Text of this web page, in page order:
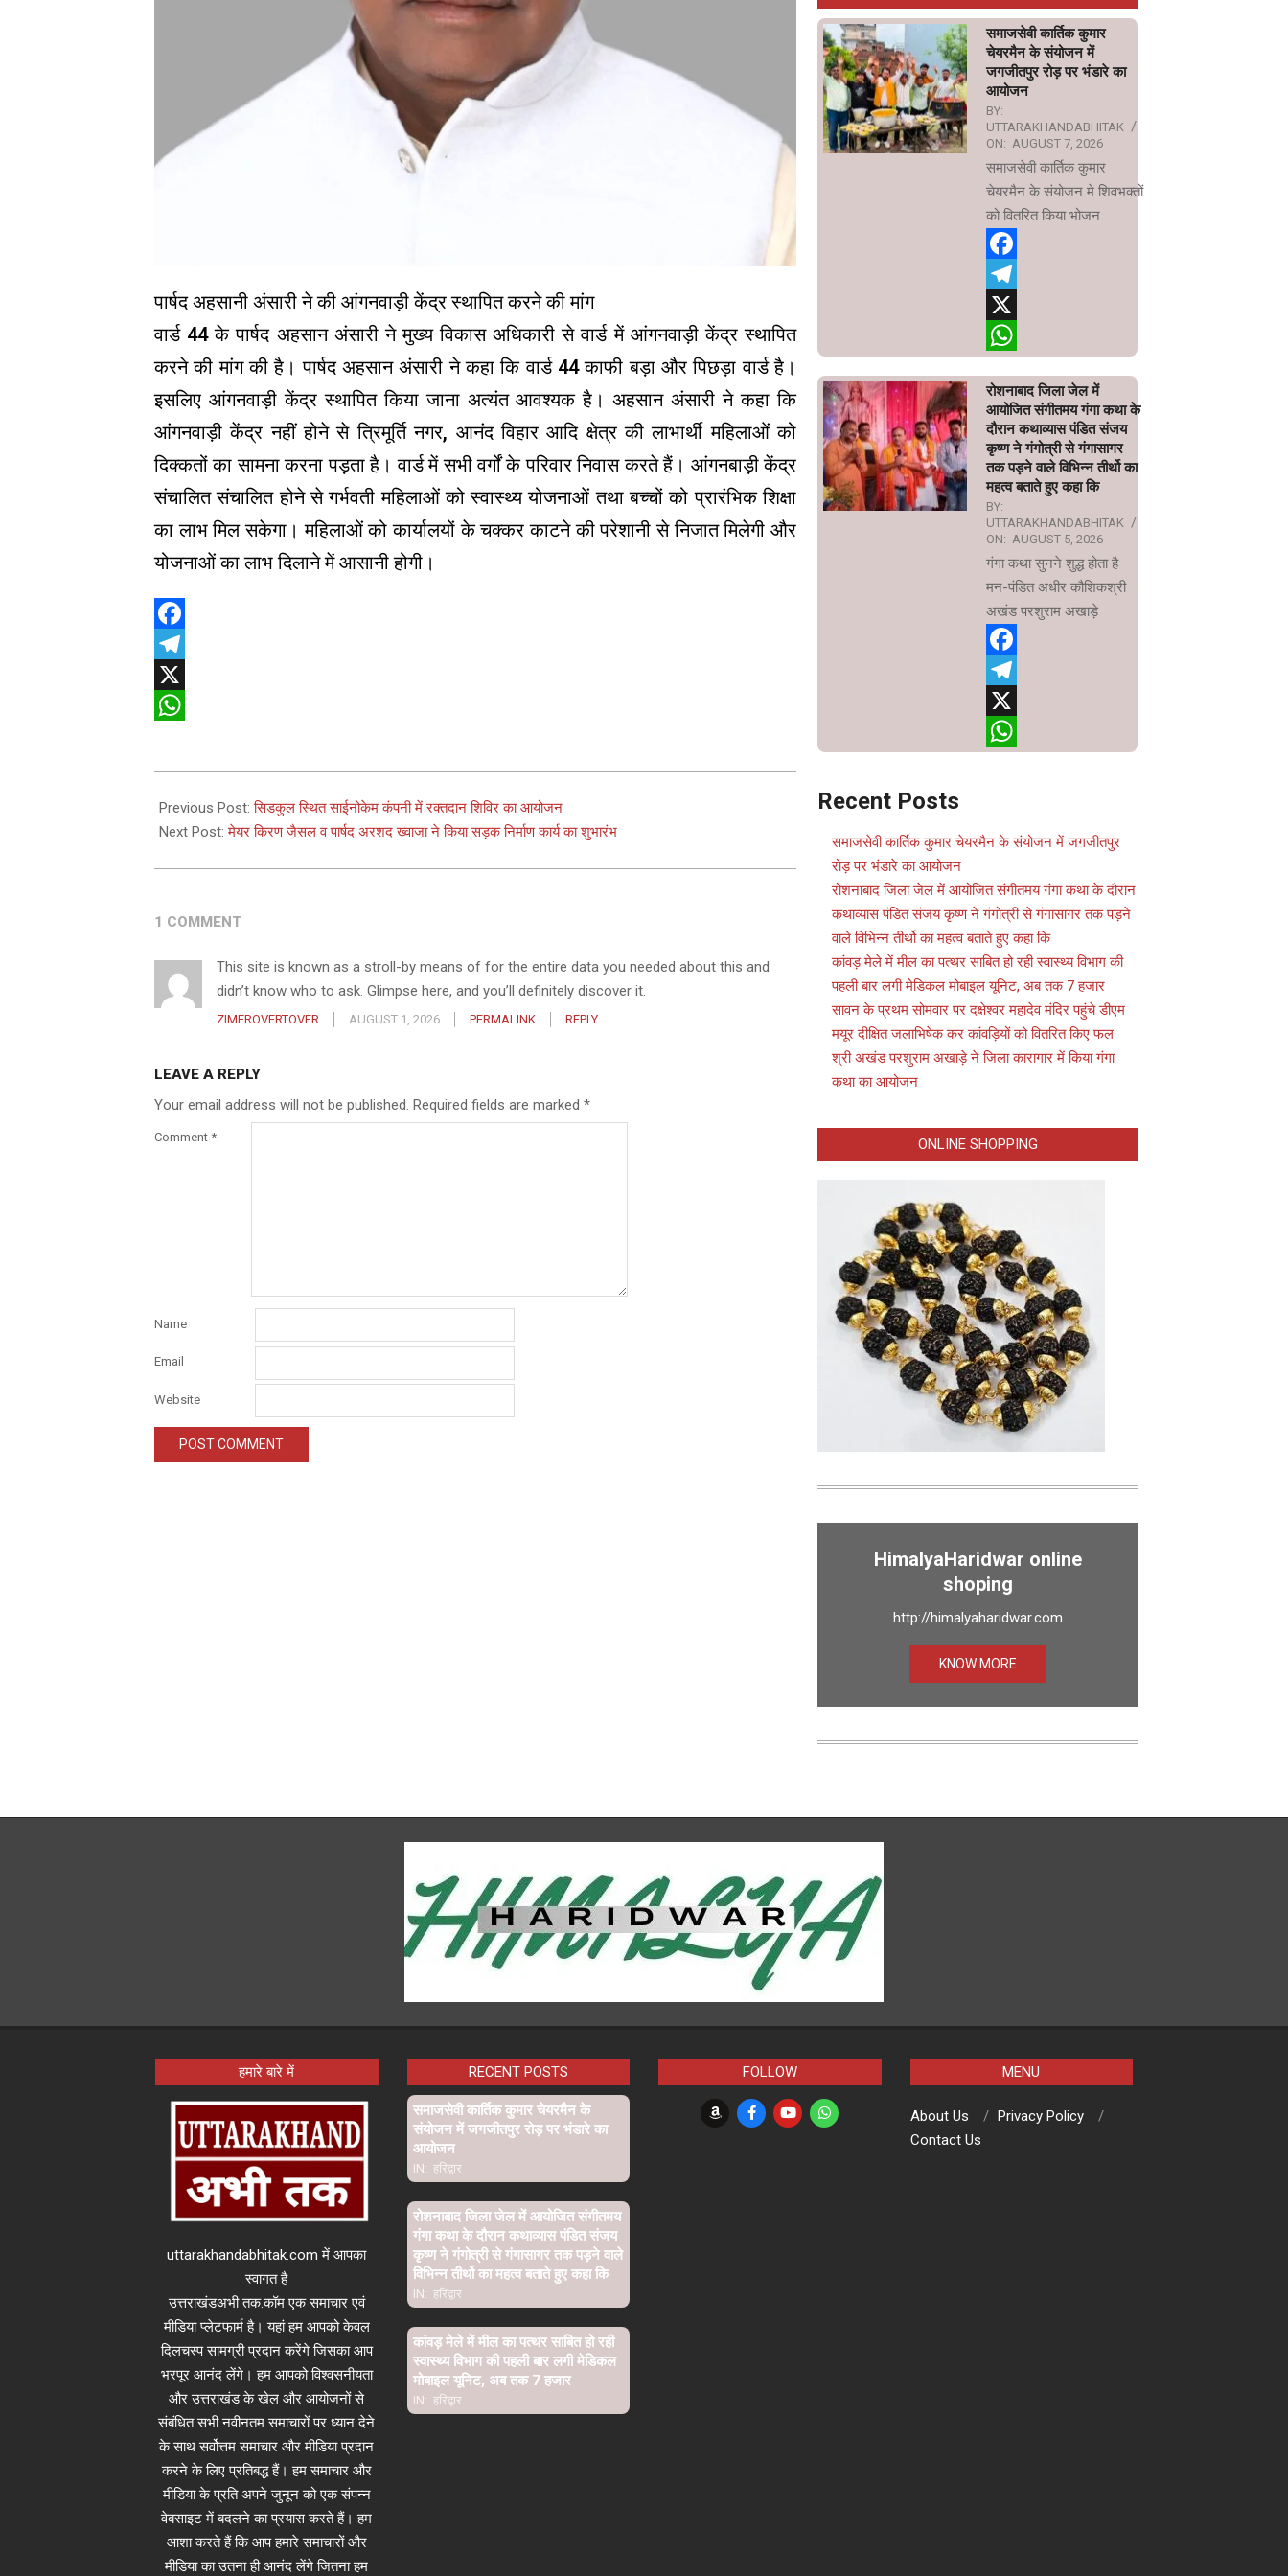
पार्षद अहसानी अंसारी ने की आंगनवाड़ी केंद्र स्थापित करने की मांग
वार्ड 44 के पार्षद अहसान अंसारी ने मुख्य विकास अधिकारी से वार्ड में आंगनवाड़ी केंद्र स्थापित
करने की मांग की है। पार्षद अहसान अंसारी ने कहा कि वार्ड 44 काफी बड़ा और पिछड़ा वार्ड है।
इसलिए आंगनवाड़ी केंद्र स्थापित किया जाना अत्यंत आवश्यक है। अहसान अंसारी ने कहा कि
आंगनवाड़ी केंद्र नहीं होने से त्रिमूर्ति नगर, आनंद विहार आदि क्षेत्र की लाभार्थी महिलाओं को
दिक्कतों का सामना करना पड़ता है। वार्ड में सभी वर्गों के परिवार निवास करते हैं। आंगनबाड़ी केंद्र
संचालित संचालित होने से गर्भवती महिलाओं को स्वास्थ्य योजनाओं तथा बच्चों को प्रारंभिक शिक्षा
का लाभ मिल सकेगा। महिलाओं को कार्यालयों के चक्कर काटने की परेशानी से निजात मिलेगी और
योजनाओं का लाभ दिलाने में आसानी होगी।
Facebook
Telegram
X
07-
04
Previous Post:सिडकुल स्थित साईनोकेम कंपनी में रक्तदान शिविर का आयोजन
Next Post:मेयर किरण जैसल व पार्षद अरशद ख्वाजा ने किया सड़क निर्माण कार्य का शुभारंभ
1 COMMENT
This site is known as a stroll-by means of for the entire data you needed about this and
didn’t know who to ask. Glimpse here, and you’ll definitely discover it.
ZIMEROVERTOVER AUGUST 1, 2026 PERMALINK REPLY
LEAVE A REPLY
Your email address will not be published. Required fields are marked *
Comment *
Name
Email
Website
समाजसेवी कार्तिक कुमार
चेयरमैन के संयोजन में
जगजीतपुर रोड़ पर भंडारे का
आयोजन
BY:
UTTARAKHANDABHITAK
ON: AUGUST 7, 2026
समाजसेवी कार्तिक कुमार
चेयरमैन के संयोजन मे शिवभक्तों
को वितरित किया भोजन
Facebook
Telegram
X
रोशनाबाद जिला जेल में
आयोजित संगीतमय गंगा कथा के
दौरान कथाव्यास पंडित संजय
कृष्ण ने गंगोत्री से गंगासागर
तक पड़ने वाले विभिन्न तीर्थो का
महत्व बताते हुए कहा कि
BY:
UTTARAKHANDABHITAK
ON: AUGUST 5, 2026
गंगा कथा सुनने शुद्ध होता है
मन-पंडित अधीर कौशिकश्री
अखंड परशुराम अखाड़े
Facebook
Telegram
X
Recent Posts
समाजसेवी कार्तिक कुमार चेयरमैन के संयोजन में जगजीतपुर
रोड़ पर भंडारे का आयोजन
रोशनाबाद जिला जेल में आयोजित संगीतमय गंगा कथा के दौरान
कथाव्यास पंडित संजय कृष्ण ने गंगोत्री से गंगासागर तक पड़ने
वाले विभिन्न तीर्थो का महत्व बताते हुए कहा कि
कांवड़ मेले में मील का पत्थर साबित हो रही स्वास्थ्य विभाग की
पहली बार लगी मेडिकल मोबाइल यूनिट, अब तक 7 हजार
सावन के प्रथम सोमवार पर दक्षेश्वर महादेव मंदिर पहुंचे डीएम
मयूर दीक्षित जलाभिषेक कर कांवड़ियों को वितरित किए फल
श्री अखंड परशुराम अखाड़े ने जिला कारागार में किया गंगा
कथा का आयोजन
ONLINE SHOPPING
HimalyaHaridwar online
shoping
http://himalyaharidwar.com
KNOW MORE
हमारे बारे में
uttarakhandabhitak.com में आपका
स्वागत है
उत्तराखंडअभी तक.कॉम एक समाचार एवं
मीडिया प्लेटफार्म है। यहां हम आपको केवल
दिलचस्प सामग्री प्रदान करेंगे जिसका आप
भरपूर आनंद लेंगे। हम आपको विश्वसनीयता
और उत्तराखंड के खेल और आयोजनों से
संबंधित सभी नवीनतम समाचारों पर ध्यान देने
के साथ सर्वोत्तम समाचार और मीडिया प्रदान
करने के लिए प्रतिबद्ध हैं। हम समाचार और
मीडिया के प्रति अपने जुनून को एक संपन्न
वेबसाइट में बदलने का प्रयास करते हैं। हम
आशा करते हैं कि आप हमारे समाचारों और
मीडिया का उतना ही आनंद लेंगे जितना हम
RECENT POSTS
समाजसेवी कार्तिक कुमार चेयरमैन के
संयोजन में जगजीतपुर रोड़ पर भंडारे का
आयोजन
IN: हरिद्वार
रोशनाबाद जिला जेल में आयोजित संगीतमय
गंगा कथा के दौरान कथाव्यास पंडित संजय
कृष्ण ने गंगोत्री से गंगासागर तक पड़ने वाले
विभिन्न तीर्थो का महत्व बताते हुए कहा कि
IN: हरिद्वार
कांवड़ मेले में मील का पत्थर साबित हो रही
स्वास्थ्य विभाग की पहली बार लगी मेडिकल
मोबाइल यूनिट, अब तक 7 हजार
IN: हरिद्वार
FOLLOW MENU
About Us
Privacy Policy
Contact Us